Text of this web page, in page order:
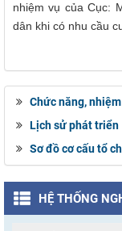
nhiệm vụ của Cục:
dân khi có nhu cầu
Chức năng,
Lịch sử phát triển
Sơ đồ cơ cấu tổ
HỆ THỐNG